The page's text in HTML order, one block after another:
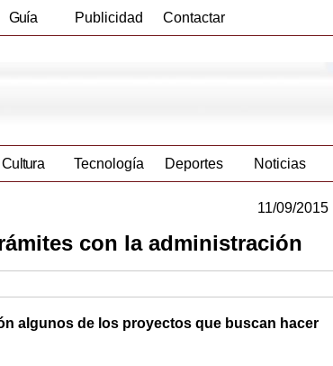
Guía Publicidad Contactar
Cultura Tecnología Deportes Noticias
11/09/2015
con la administración
algunos de los proyectos que buscan hacer